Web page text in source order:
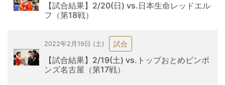
【試合結果】2/20(日) vs.日本生命レッドエル
フ（第18戦）
2022年2月19日 (土) 試合
【試合結果】2/19(土) vs.トップおとめピンポ
ンズ名古屋（第17戦）